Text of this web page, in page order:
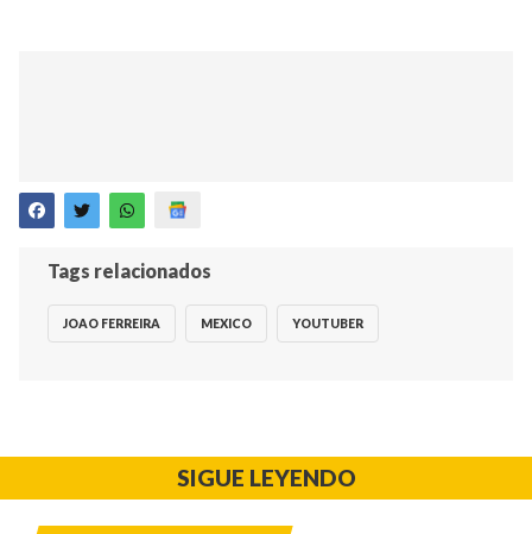
Tags relacionados
JOAO FERREIRA MEXICO YOUTUBER
SIGUE LEYENDO